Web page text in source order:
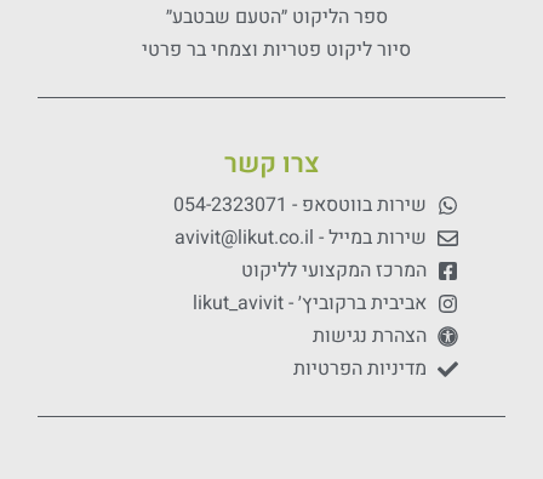
ספר הליקוט ״הטעם שבטבע״
סיור ליקוט פטריות וצמחי בר פרטי
צרו קשר
שירות בווטסאפ - 054-2323071
שירות במייל - avivit@likut.co.il
המרכז המקצועי לליקוט
אביבית ברקוביץ׳ - likut_avivit
הצהרת נגישות
מדיניות הפרטיות